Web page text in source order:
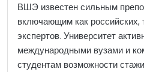
ВШЭ известен сильным
включающим как российских,
экспертов. Университет
международными вузами и
студентам возможности